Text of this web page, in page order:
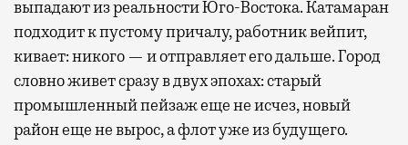
выпадают из реальности Юго-Востока. Катамаран
подходит к пустому причалу, работник вейпит,
кивает: никого — и отправляет его дальше. Город
словно живет сразу в двух эпохах: старый
промышленный пейзаж еще не исчез, новый
район еще не вырос, а флот уже из будущего.